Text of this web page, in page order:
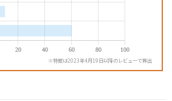
※特徴は2023年4月19日以降のレビューで算出